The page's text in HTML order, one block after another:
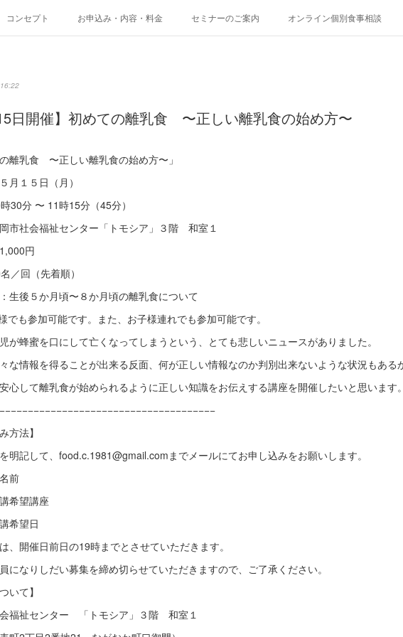
コンセプト お申込み・内容・料金 セミナーのご案内 オンライン個別食事相談
15日開催】初めての離乳食 〜正しい離乳食の始め方〜
の離乳食 〜正しい離乳食の始め方〜」
月１５日（月）
30分 〜 11時15分（45分）
市社会福祉センター「トモシア」３階 和室１
円
／回（先着順）
生後５か月頃〜８か月頃の離乳食について
でも参加可能です。また、お子様連れでも参加可能です。
が蜂蜜を口にして亡くなってしまうという、とても悲しいニュースがありました。
な情報を得ることが出来る反面、何が正しい情報なのか判別出来ないような状況もある
心して離乳食が始められるように正しい知識をお伝えする講座を開催したいと思います。
方法】
明記して、food.c.1981@gmail.comまでメールにてお申し込みをお願いします。
前
希望講座
希望日
、開催日前日の19時までとさせていただきます。
になりしだい募集を締め切らせていただきますので、ご了承ください。
いて】
福祉センター 「トモシア」３階 和室１